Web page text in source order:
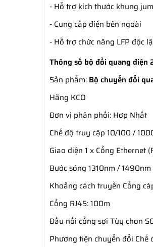
- Hỗ trợ kích thước khung
- Cung cấp điện bên ngoài
- Hỗ trợ chức năng LFP độc
Thông số bộ đổi quang điện
Sản phẩm: Bộ chuyển đổi
Hãng KCO
Đơn vị phân phối: Hợp Nhất
Chế độ truy cập 10/100 /
Giao diện 1 x Cổng Ethernet
Bước sóng 1310nm /
Khoảng cách truyền Cổng
Cổng RJ45: 100m
Đầu nối cổng sợi Tùy chọn
Phương tiện chuyển đổi